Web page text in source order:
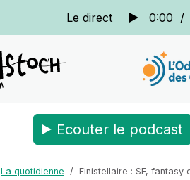
Le direct 0:00 /
Ecouter le podcast
La quotidienne Finistellaire : SF, fantasy